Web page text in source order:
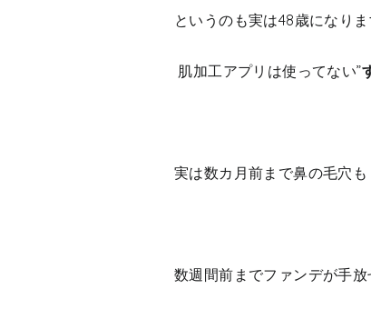
というのも実は48歳になりま
肌加工アプリは使ってない”
実は数カ月前まで鼻の毛穴
数週間前までファンデが手放